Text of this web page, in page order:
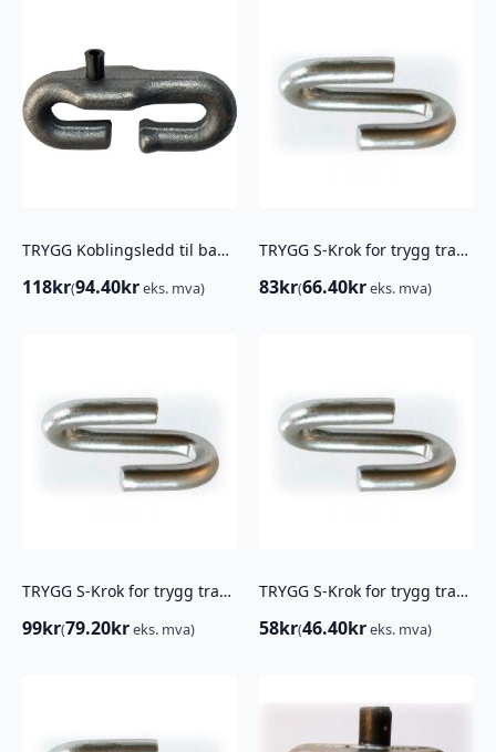
TRYGG Koblingsledd til banen 9,5MM
118kr(94.40kreks. mva)
TRYGG S-Krok for trygg traktor 11MM ( 9MM TVERRKJETTING)
83kr(66.40kreks. mva)
TRYGG S-Krok for trygg traktor 12MM ( 11MM TVERRKJETTING)
99kr(79.20kreks. mva)
TRYGG S-Krok for trygg traktor 8,5MM ( 7MM TVERRKJETTING)
58kr(46.40kreks. mva)